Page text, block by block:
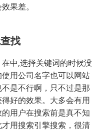
果差。
找
中,选择关键词的时候没
用公司名字也可以网站
是不行啊，只不过是那
好的效果。大多会有用
用户在搜索前是真不知
用搜索引擎搜索，很清